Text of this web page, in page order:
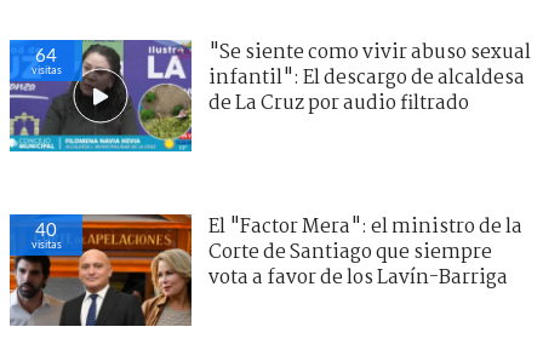
64
visitas
"Se siente como vivir abuso sexual
infantil": El descargo de alcaldesa
de La Cruz por audio filtrado
40
visitas
El "Factor Mera": el ministro de la
Corte de Santiago que siempre
vota a favor de los Lavín-Barriga